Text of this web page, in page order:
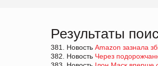
Результаты
381. Новость Amazon зазнала
382. Новость Через